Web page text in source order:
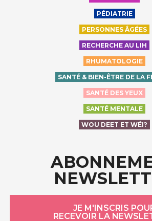
PÉDIATRIE
PERSONNES ÂGÉES
RECHERCHE AU LIH
RHUMATOLOGIE
SANTÉ & BIEN-ÊTRE DE LA
SANTÉ DES YEUX
SANTÉ MENTALE
WOU DEET ET WÉI?
JE M'INSCRIS
RECEVOIR LA